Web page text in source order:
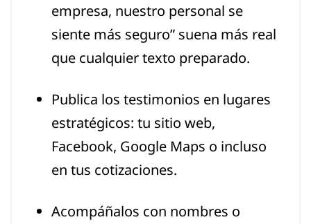
empresa, nuestro personal se
siente más seguro” suena más real
que cualquier texto preparado.
Publica los testimonios en lugares
estratégicos: tu sitio web,
Facebook, Google Maps o incluso
en tus cotizaciones.
Acompáñalos con nombres o